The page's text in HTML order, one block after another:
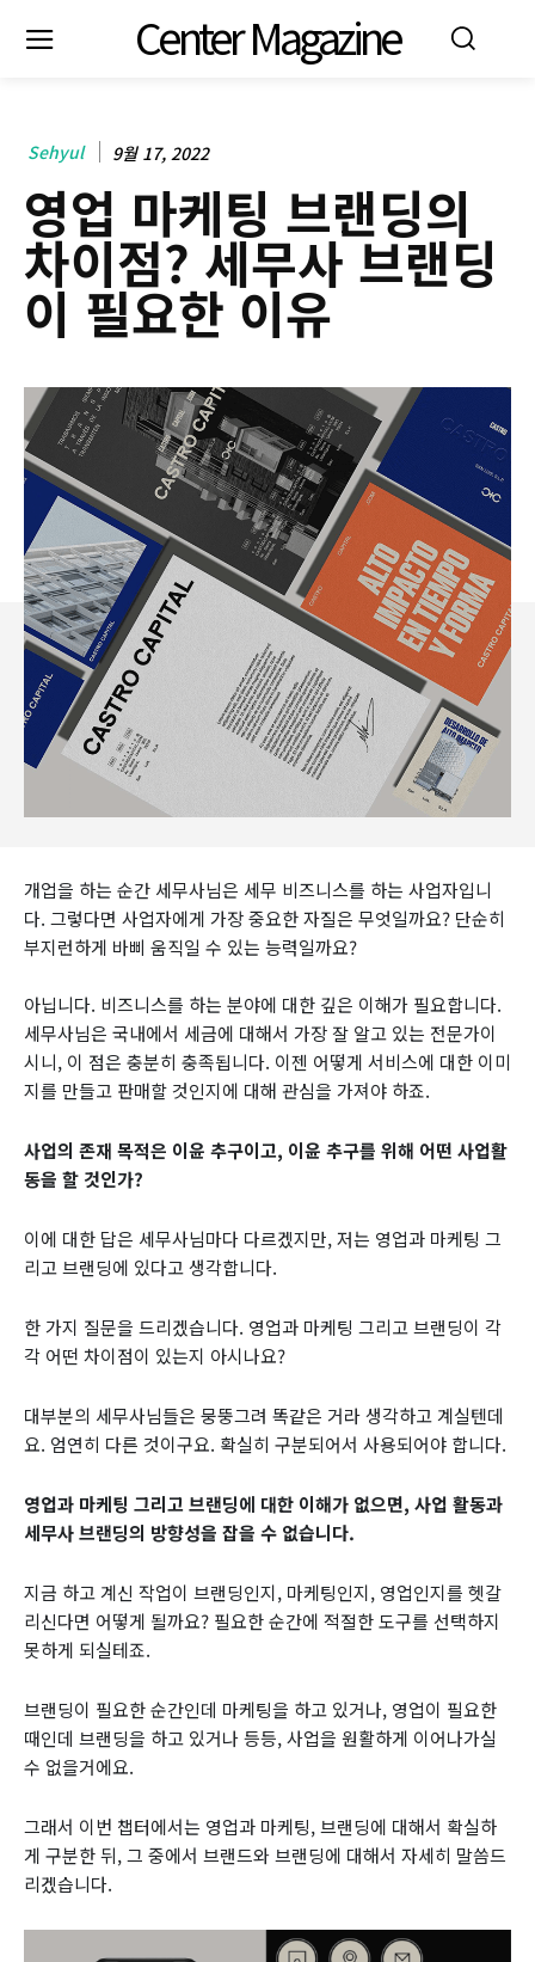
Center Magazine
Sehyul 9월 17, 2022
영업 마케팅 브랜딩의
차이점? 세무사 브랜딩
이 필요한 이유
개업을 하는 순간 세무사님은 세무 비즈니스를 하는 사업자입니
다. 그렇다면 사업자에게 가장 중요한 자질은 무엇일까요? 단순히
부지런하게 바삐 움직일 수 있는 능력일까요?
아닙니다. 비즈니스를 하는 분야에 대한 깊은 이해가 필요합니다.
세무사님은 국내에서 세금에 대해서 가장 잘 알고 있는 전문가이
시니, 이 점은 충분히 충족됩니다. 이젠 어떻게 서비스에 대한 이미
지를 만들고 판매할 것인지에 대해 관심을 가져야 하죠.
사업의 존재 목적은 이윤 추구이고, 이윤 추구를 위해 어떤 사업활
동을 할 것인가?
이에 대한 답은 세무사님마다 다르겠지만, 저는 영업과 마케팅 그
리고 브랜딩에 있다고 생각합니다.
한 가지 질문을 드리겠습니다. 영업과 마케팅 그리고 브랜딩이 각
각 어떤 차이점이 있는지 아시나요?
대부분의 세무사님들은 뭉뚱그려 똑같은 거라 생각하고 계실텐데
요. 엄연히 다른 것이구요. 확실히 구분되어서 사용되어야 합니다.
영업과 마케팅 그리고 브랜딩에 대한 이해가 없으면, 사업 활동과
세무사 브랜딩의 방향성을 잡을 수 없습니다.
지금 하고 계신 작업이 브랜딩인지, 마케팅인지, 영업인지를 헷갈
리신다면 어떻게 될까요? 필요한 순간에 적절한 도구를 선택하지
못하게 되실테죠.
브랜딩이 필요한 순간인데 마케팅을 하고 있거나, 영업이 필요한
때인데 브랜딩을 하고 있거나 등등, 사업을 원활하게 이어나가실
수 없을거에요.
그래서 이번 챕터에서는 영업과 마케팅, 브랜딩에 대해서 확실하
게 구분한 뒤, 그 중에서 브랜드와 브랜딩에 대해서 자세히 말씀드
리겠습니다.